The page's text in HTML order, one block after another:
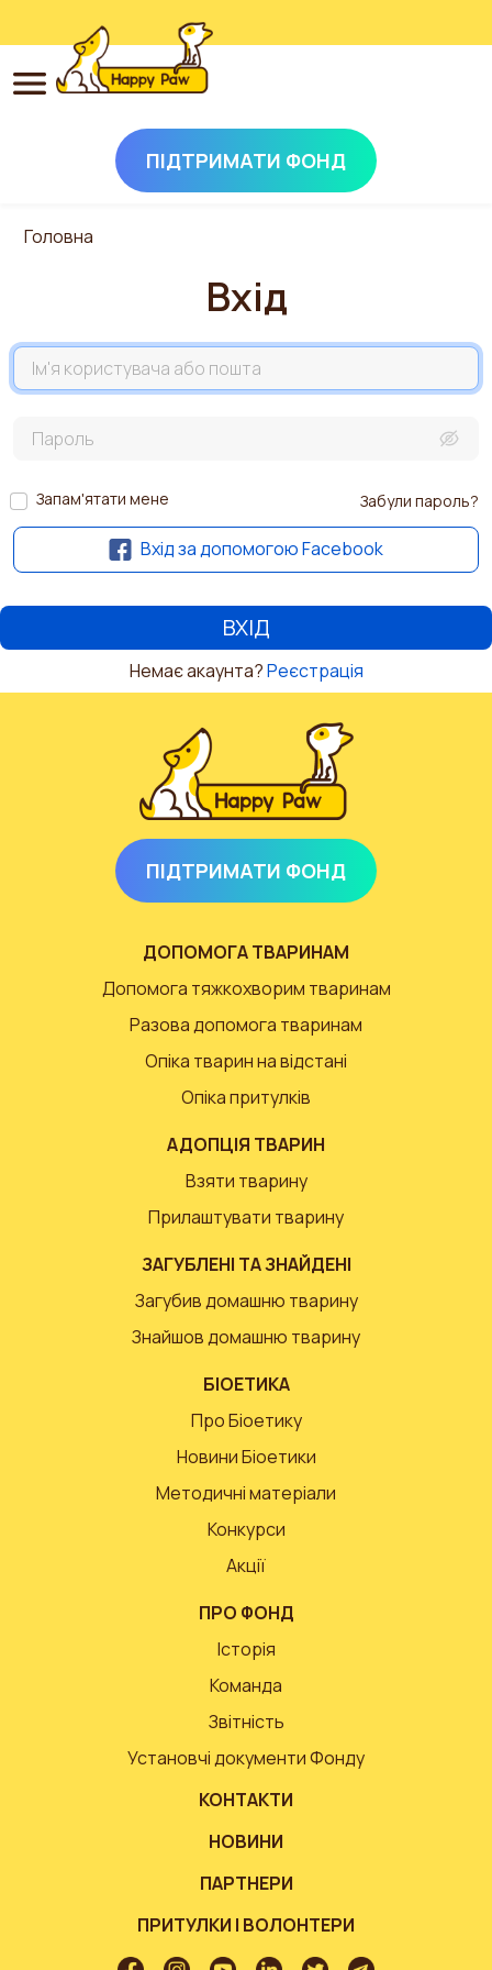
ПІДТРИМАТИ ФОНД
Головна
Вхід
Назва акаунта
Запам'ятати мене Забули пароль?
Вхід за допомогою Facebook
Немає акаунта?Реєстрація
ПІДТРИМАТИ ФОНД
ДОПОМОГА ТВАРИНАМ
Допомога тяжкохворим тваринам
Разова допомога тваринам
Опіка тварин на відстані
Опіка притулків
АДОПЦІЯ ТВАРИН
Взяти тварину
Прилаштувати тварину
ЗАГУБЛЕНІ ТА ЗНАЙДЕНІ
Загубив домашню тварину
Знайшов домашню тварину
БІОЕТИКА
Про Біоетику
Новини Біоетики
Методичні матеріали
Конкурси
Акції
ПРО ФОНД
Історія
Команда
Звітність
Установчі документи Фонду
КОНТАКТИ
НОВИНИ
ПАРТНЕРИ
ПРИТУЛКИ І ВОЛОНТЕРИ